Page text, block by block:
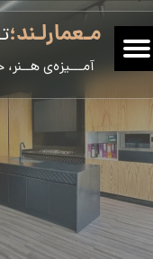
​آمـــیزه‌ی
مـعمارلـند؛